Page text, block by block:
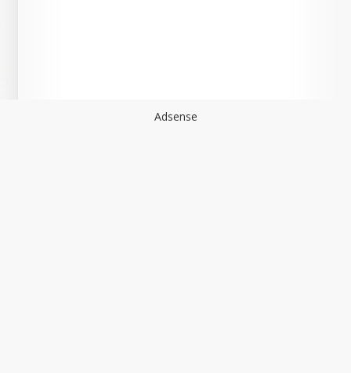
Adsense